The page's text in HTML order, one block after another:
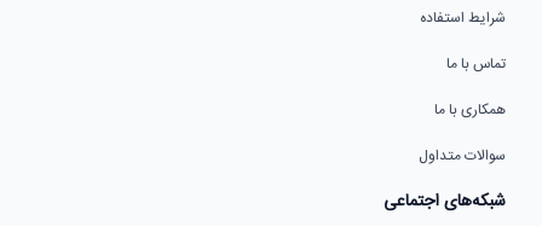
شرایط استفاده
تماس با ما
همکاری با ما
سوالات متداول
شبکه‌های اجتماعی